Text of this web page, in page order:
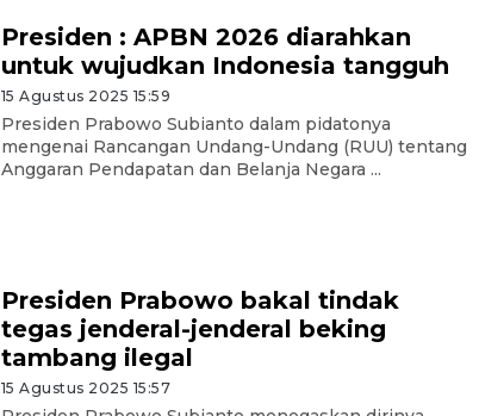
Presiden : APBN 2026 diarahkan
untuk wujudkan Indonesia tangguh
15 Agustus 2025 15:59
Presiden Prabowo Subianto dalam pidatonya
mengenai Rancangan Undang-Undang (RUU) tentang
Anggaran Pendapatan dan Belanja Negara ...
Presiden Prabowo bakal tindak
tegas jenderal-jenderal beking
tambang ilegal
15 Agustus 2025 15:57
5 Agustus 2026 16:28
Polisi tetapkan lima tersangka
pengeroyokan maling ayam di
Tabanan